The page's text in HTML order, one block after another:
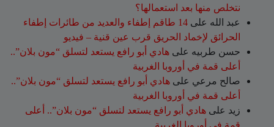
نتخلص منها بعد استعمالها؟
عبد الله على
14 طاقم إطفاء والعديد من طائرات إطفاء
الحرائق لإخماد الحريق قرب عين قنية – فيديو
حسن طربيه على هادي أبو رافع يستعد لتسلق “مون بلان”..
أعلى قمة في أوروبا الغربية
صالح مرعي على هادي أبو رافع يستعد لتسلق “مون بلان”..
أعلى قمة في أوروبا الغربية
زيد على هادي أبو رافع يستعد لتسلق “مون بلان”.. أعلى
قمة في أوروبا الغربية